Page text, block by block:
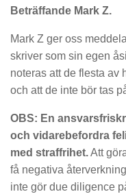
Beträffande Mark Z.
Mark Z ger oss
skriver som sin egen
noteras att de flesta av
och att de inte bör tas
OBS: En
och vidarebefordra
med straffrihet.Att
få negativa
inte gör due diligence